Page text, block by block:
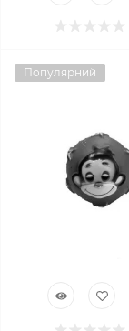
Популярний